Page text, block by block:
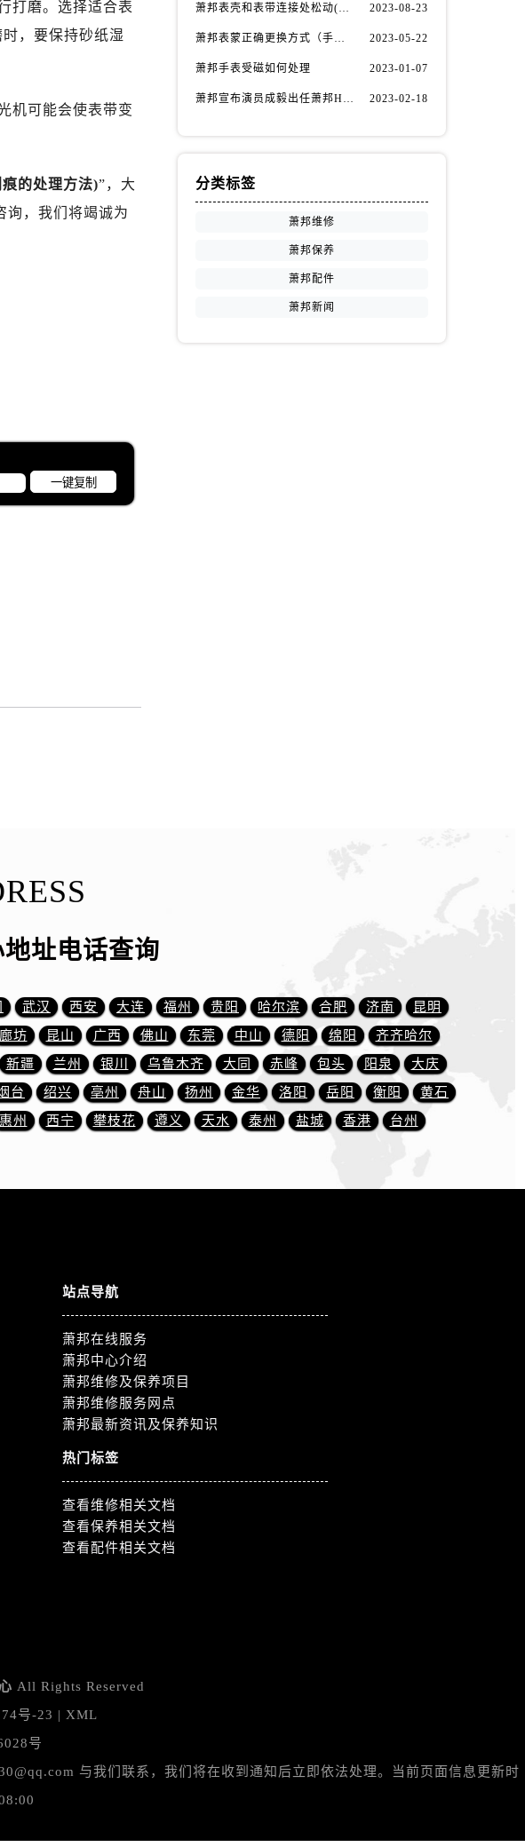
层2326室（需提前预约）
提前预约）
前预约）
需提前预约）
前预约）
提前预约）
需提前预约）
打磨。选择适合表
，要保持砂纸湿
机可能会使表带变
的处理方法)”，大
询，我们将竭诚为
一键复制
萧邦表壳和表带连接处松动(如何自行修复) 2023-08-23
萧邦表蒙正确更换方式（手表表蒙更换知识） 2023-05-22
萧邦手表受磁如何处理 2023-01-07
萧邦宣布演员成毅出任萧邦Happy Diamonds系列品牌大使 2023-02-18
分类标签
萧邦维修
萧邦保养
萧邦配件
萧邦新闻
址电话查询
武汉 西安 大连 福州 贵阳 哈尔滨 合肥 济南
昆明
廊坊 昆山 广西 佛山 东莞 中山 德阳 绵阳
齐齐哈尔
新疆 兰州 银川 乌鲁木齐 大同 赤峰 包头 阳泉
大庆
台 绍兴 亳州 舟山 扬州 金华 洛阳 岳阳 衡阳
黄石
惠州 西宁 攀枝花 遵义 天水 泰州 盐城 香港 台州
站点导航
萧邦在线服务
萧邦中心介绍
萧邦维修及保养项目
萧邦维修服务网点
萧邦最新资讯及保养知识
热门标签
查看维修相关文档
查看保养相关文档
查看配件相关文档
All Rights Reserved
号-23 | XML
号
与我们联系，我们将在收到通知后立即依法处理。当前页面信息更新时